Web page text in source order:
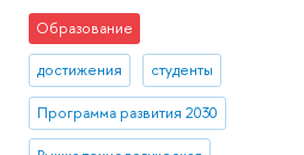
Образование
достижения студенты
Программа развития 2030